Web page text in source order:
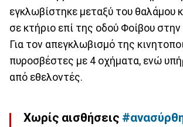
εγκλωβίστηκε μεταξύ του θαλάμου
σε κτήριο επί της οδού Φοίβου στην
Για τον απεγκλωβισμό της
πυροσβέστες με 4 οχήματα, ενώ
από εθελοντές.
Χωρίς αισθήσεις